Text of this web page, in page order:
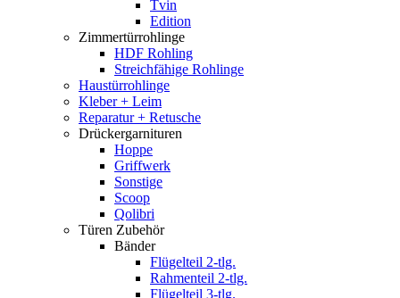
Tvin
Edition
Zimmertürrohlinge
HDF Rohling
Streichfähige Rohlinge
Haustürrohlinge
Kleber + Leim
Reparatur + Retusche
Drückergarnituren
Hoppe
Griffwerk
Sonstige
Scoop
Qolibri
Türen Zubehör
Bänder
Flügelteil 2-tlg.
Rahmenteil 2-tlg.
Flügelteil 3-tlg.